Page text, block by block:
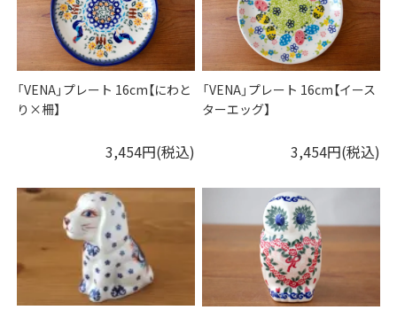
「VENA」プレート 16cm【にわと
り×柵】
3,454円(税込)
「VENA」プレート 16cm【イース
ターエッグ】
3,454円(税込)